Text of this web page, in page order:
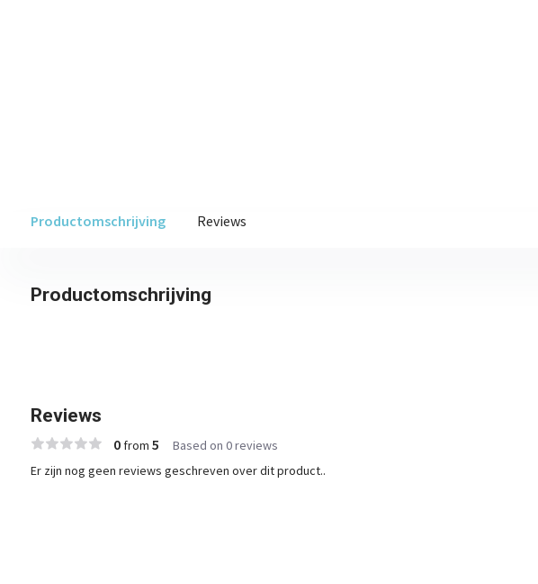
Productomschrijving Reviews
Productomschrijving
Reviews
0from 5 Based on 0 reviews
Er zijn nog geen reviews geschreven over dit product..